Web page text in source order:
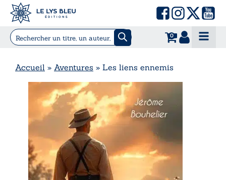
0
Accueil » Aventures » Les liens ennemis